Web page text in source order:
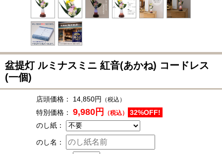
盆提灯 ルミナスミニ 紅音(あかね) コードレス
(一個)
店頭価格： 14,850円 （税込）
特別価格： 9,980円 （税込）
32%OFF!
のし紙：
のし名：